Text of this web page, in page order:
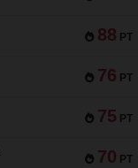
88 PT
76 PT
75 PT
70 PT